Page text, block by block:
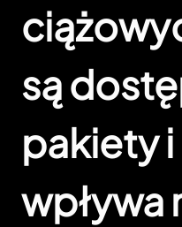
są
pakiety
wpływa